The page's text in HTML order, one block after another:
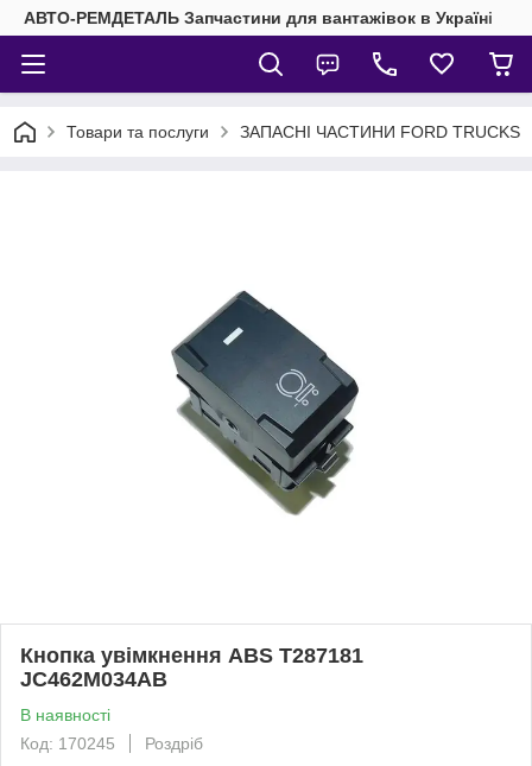
АВТО-РЕМДЕТАЛЬ Запчастини для вантажівок в Україні
Товари та послуги ЗАПАСНІ ЧАСТИНИ FORD TRUCKS
Кнопка увімкнення ABS T287181
JC462M034AB
В наявності
Код: 170245
Роздріб